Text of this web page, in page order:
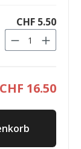
CHF 5.50
CHF 16.50